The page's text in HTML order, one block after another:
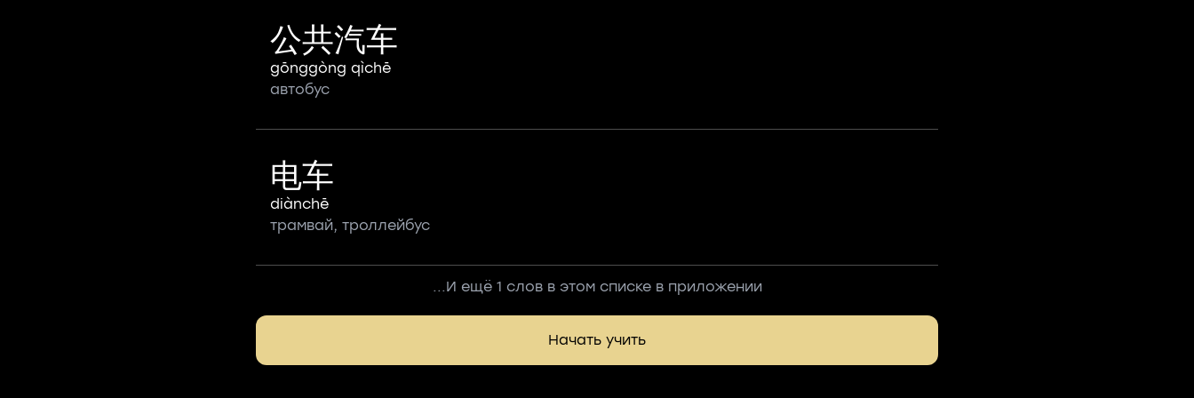
公共汽车
gōnggòng qìchē
автобус
电车
diànchē
трамвай, троллейбус
...И ещё 1 слов в этом списке в приложении
Начать учить